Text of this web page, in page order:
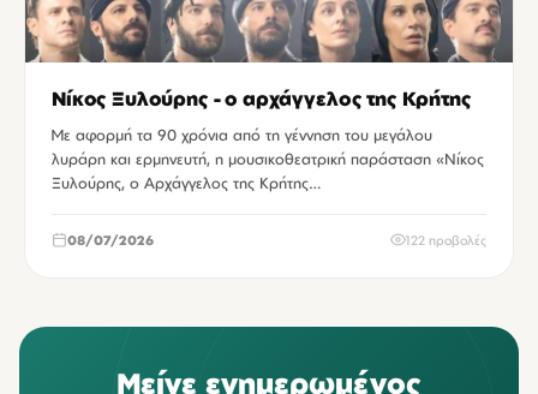
Νίκος Ξυλούρης - ο αρχάγγελος της Κρήτης
Με αφορμή τα 90 χρόνια από τη γέννηση του μεγάλου
λυράρη και ερμηνευτή, η μουσικοθεατρική παράσταση «Νίκος
Ξυλούρης, ο Αρχάγγελος της Κρήτης…
08/07/2026 122 προβολές
Μείνε ενημερωμένος